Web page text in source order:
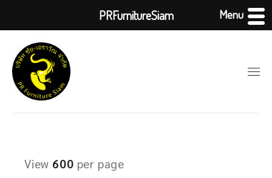
View 600 per page
PRFurnitureSiam Menu